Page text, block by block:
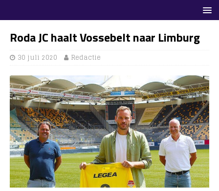
Roda JC haalt Vossebelt naar Limburg
30 juli 2020 Redactie